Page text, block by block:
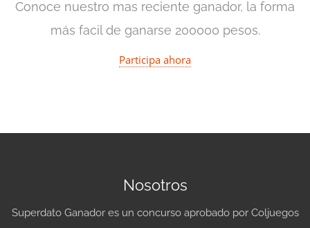
Conoce nuestro mas reciente ganador, la forma
más facil de ganarse 200000 pesos.
Participa ahora
Nosotros
Superdato Ganador es un concurso aprobado por Coljuegos